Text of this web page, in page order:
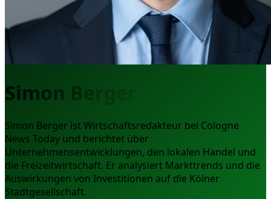
Simon Berger
Simon Berger ist Wirtschaftsredakteur bei Cologne
News Today und berichtet über
Unternehmensentwicklungen, den lokalen Handel und
die Freizeitwirtschaft. Er analysiert Markttrends und die
Auswirkungen von Investitionen auf die Kölner
Stadtgesellschaft.